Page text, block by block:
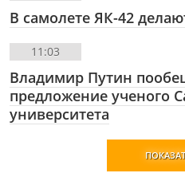
В самолете ЯК-42
11:03
Владимир Путин
предложение ученого
университета